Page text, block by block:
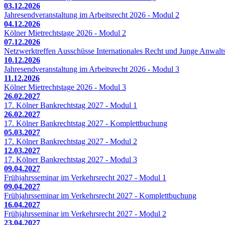
03.12.2026
Jahresendveranstaltung im Arbeitsrecht 2026 - Modul 2
04.12.2026
Kölner Mietrechtstage 2026 - Modul 2
07.12.2026
Netzwerktreffen Ausschüsse Internationales Recht und Junge
10.12.2026
Jahresendveranstaltung im Arbeitsrecht 2026 - Modul 3
11.12.2026
Kölner Mietrechtstage 2026 - Modul 3
26.02.2027
17. Kölner Bankrechtstag 2027 - Modul 1
26.02.2027
17. Kölner Bankrechtstag 2027 - Komplettbuchung
05.03.2027
17. Kölner Bankrechtstag 2027 - Modul 2
12.03.2027
17. Kölner Bankrechtstag 2027 - Modul 3
09.04.2027
Frühjahrsseminar im Verkehrsrecht 2027 - Modul 1
09.04.2027
Frühjahrsseminar im Verkehrsrecht 2027 - Komplettbuchung
16.04.2027
Frühjahrsseminar im Verkehrsrecht 2027 - Modul 2
23.04.2027